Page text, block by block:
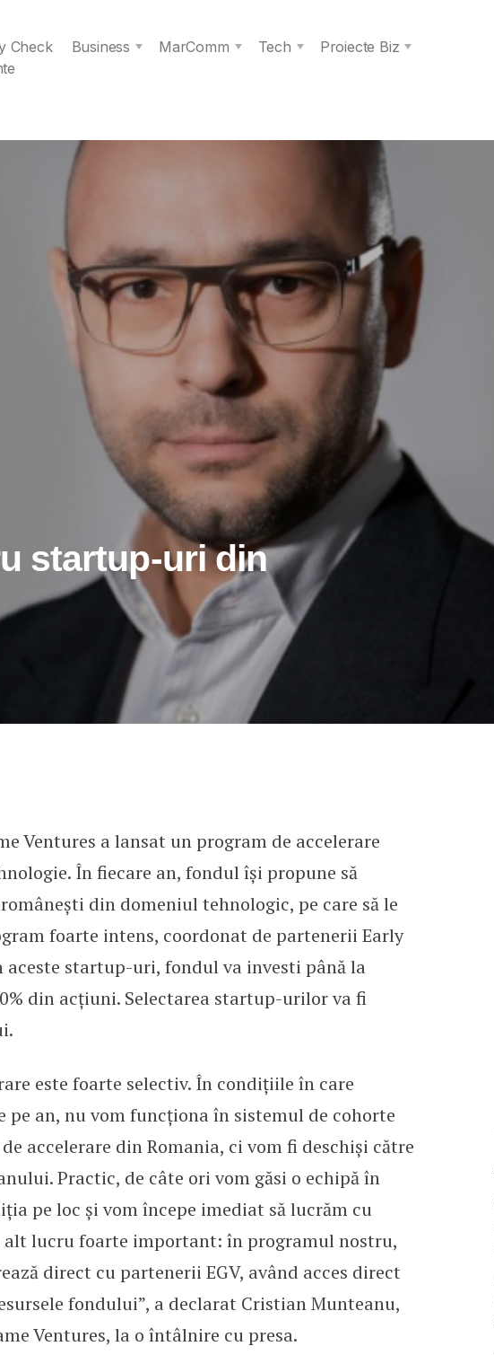
Check Business MarComm Tech
Proiecte Biz
startup-uri din
uri din tehnologie
Ventures a lansat un program de accelerare
În fiecare an, fondul îşi propune să
din domeniul tehnologic, pe care să le
foarte intens, coordonat de partenerii Early
aceste startup-uri, fondul va investi până la
din acţiuni. Selectarea startup-urilor va fi
este foarte selectiv. În condiţiile în care
pe an, nu vom funcţiona în sistemul de cohorte
accelerare din Romania, ci vom fi deschişi către
Practic, de câte ori vom găsi o echipă în
pe loc şi vom începe imediat să lucrăm cu
alt lucru foarte important: în programul nostru,
direct cu partenerii EGV, având acces direct
fondului”, a declarat Cristian Munteanu,
Ventures, la o întâlnire cu presa.